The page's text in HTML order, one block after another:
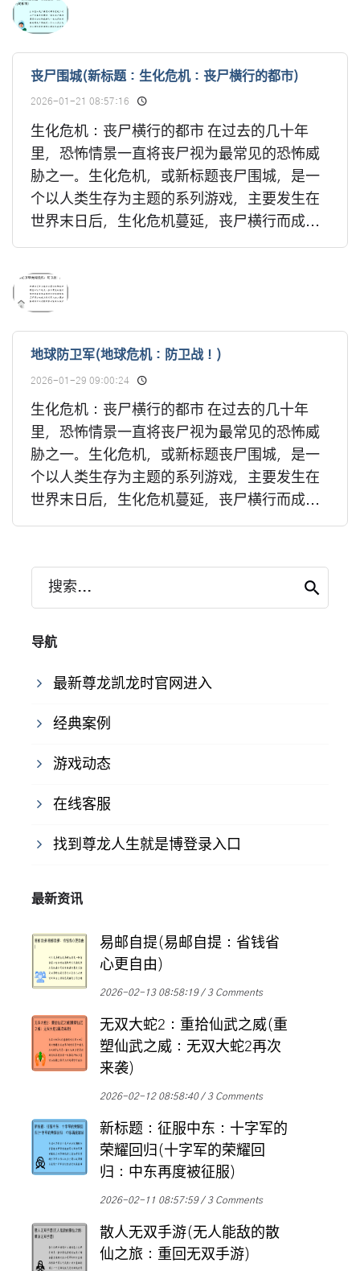
丧尸围城(新标题：生化危机：丧尸横行的都市)
2026-01-21 08:57:16
生化危机：丧尸横行的都市 在过去的几十年
里，恐怖情景一直将丧尸视为最常见的恐怖威
胁之一。生化危机，或新标题丧尸围城，是一
个以人类生存为主题的系列游戏，主要发生在
世界末日后，生化危机蔓延，丧尸横行而成...
地球防卫军(地球危机：防卫战！)
2026-01-29 09:00:24
生化危机：丧尸横行的都市 在过去的几十年
里，恐怖情景一直将丧尸视为最常见的恐怖威
胁之一。生化危机，或新标题丧尸围城，是一
个以人类生存为主题的系列游戏，主要发生在
世界末日后，生化危机蔓延，丧尸横行而成...
搜索...
导航
最新尊龙凯龙时官网进入
经典案例
游戏动态
在线客服
找到尊龙人生就是博登录入口
最新资讯
易邮自提(易邮自提：省钱省
心更自由)
2026-02-13 08:58:19 3 Comments
无双大蛇2：重拾仙武之威(重
塑仙武之威：无双大蛇2再次
来袭)
2026-02-12 08:58:40 3 Comments
新标题：征服中东：十字军的
荣耀回归(十字军的荣耀回
归：中东再度被征服)
2026-02-11 08:57:59 3 Comments
散人无双手游(无人能敌的散
仙之旅：重回无双手游)